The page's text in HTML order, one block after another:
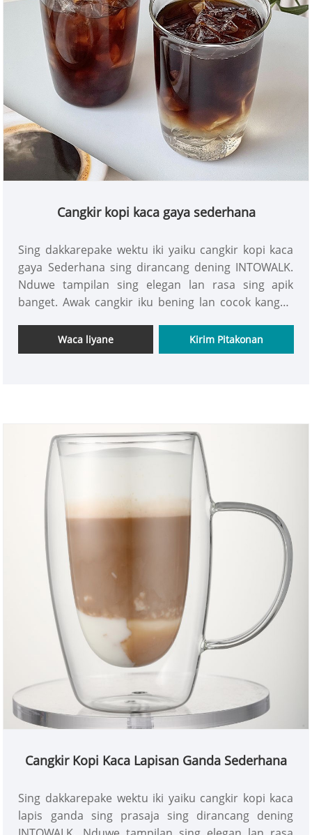
Cangkir kopi kaca gaya sederhana
Sing dakkarepake wektu iki yaiku cangkir kopi kaca
gaya Sederhana sing dirancang dening INTOWALK.
Nduwe tampilan sing elegan lan rasa sing apik
banget. Awak cangkir iku bening lan cocok kanggo
ngombe kopi wis dadi kesenengan. Desain cangkir
kopi iki sampurna kanggo wong kaya sampeyan sing
Waca liyane Kirim Pitakonan
Cangkir Kopi Kaca Lapisan Ganda Sederhana
Sing dakkarepake wektu iki yaiku cangkir kopi kaca
lapis ganda sing prasaja sing dirancang dening